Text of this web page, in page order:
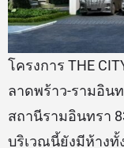
โครงการ THE
ลาดพร้าว-รามอิน
สถานีรามอินทรา
บริเวณนี้ยังมีห้าง